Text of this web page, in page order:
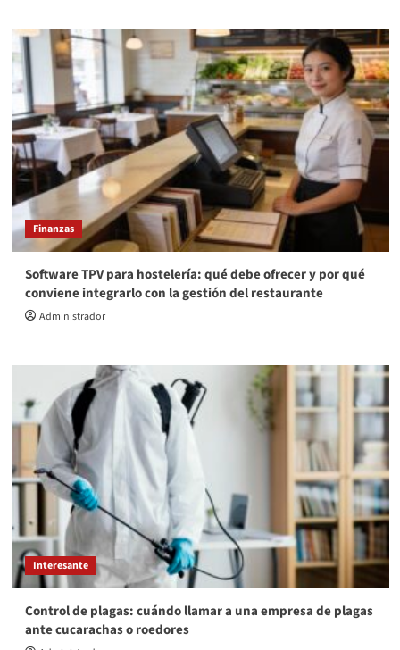
Finanzas
Software TPV para hostelería: qué debe ofrecer y por qué
conviene integrarlo con la gestión del restaurante
Administrador
Interesante
Control de plagas: cuándo llamar a una empresa de plagas
ante cucarachas o roedores